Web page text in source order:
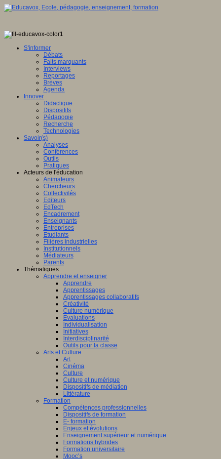
S'informer
Débats
Faits marquants
Interviews
Reportages
Brèves
Agenda
Innover
Didactique
Dispositifs
Pédagogie
Recherche
Technologies
Savoir(s)
Analyses
Conférences
Outils
Pratiques
Acteurs de l'éducation
Animateurs
Chercheurs
Collectivités
Editeurs
EdTech
Encadrement
Enseignants
Entreprises
Etudiants
Filières industrielles
Institutionnels
Médiateurs
Parents
Thématiques
Apprendre et enseigner
Apprendre
Apprentissages
Apprentissages collaboratifs
Créativité
Culture numérique
Evaluations
Individualisation
Initiatives
Interdisciplinarité
Outils pour la classe
Arts et Culture
Art
Cinéma
Culture
Culture et numérique
Dispositifs de médiation
Littérature
Formation
Compétences professionnelles
Dispositifs de formation
E- formation
Enjeux et évolutions
Enseignement supérieur et numérique
Formations hybrides
Formation universitaire
Mooc’s